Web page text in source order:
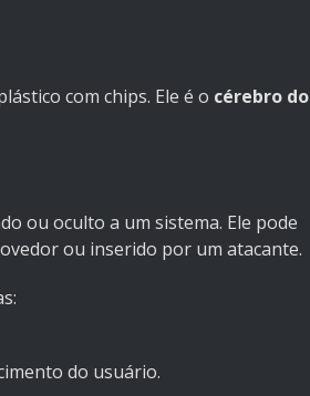
com chips. Ele é o cérebro do
ou oculto a um sistema. Ele pode
ou inserido por um atacante.
do usuário.